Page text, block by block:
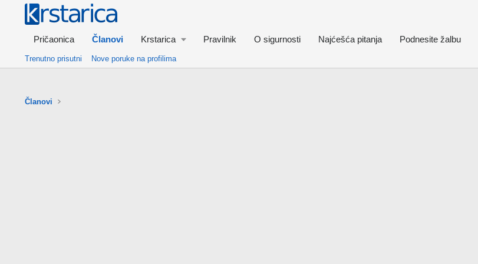
Pričaonica Članovi Krstarica Pravilnik O sigurnosti Najćešća pitanja Podnesite žalbu
Trenutno prisutni Nove poruke na profilima
Članovi